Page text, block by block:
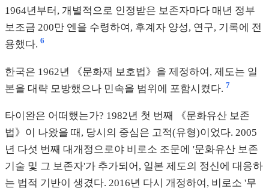
1964년부터, 개별적으로 인정받은 보존자마다 매년 정부
보조금 200만 엔을 수령하여, 후계자 양성, 연구, 기록에 전
용했다. 6
한국은 1962년 《문화재 보호법》을 제정하여, 제도는 일
본을 대략 모방했으나 민속을 범위에 포함시켰다. 7
타이완은 어떠했는가? 1982년 첫 번째 《문화유산 보존
법》이 나왔을 때, 당시의 중심은 고적(유형)이었다. 2005
년 다섯 번째 대개정으로야 비로소 조문에 '문화유산 보존
기술 및 그 보존자'가 추가되어, 일본 제도의 정신에 대응하
는 법적 기반이 생겼다. 2016년 다시 개정하여, 비로소 '무